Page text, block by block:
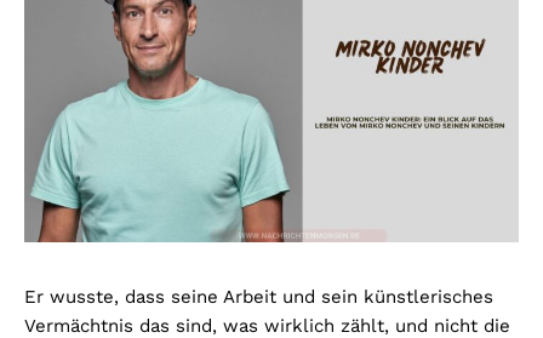
Er wusste, dass seine Arbeit und sein künstlerisches
Vermächtnis das sind, was wirklich zählt, und nicht die